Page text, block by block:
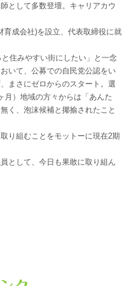
として多数登壇。キャリアカウ
成会社)を設立、代表取締役に就
住みやすい街にしたい」と一念
いて、公募での自民党公認をい
まさにゼロからのスタート。選
月）地域の方々からは「あんた
く、泡沫候補と揶揄されたこと
り組むことをモットーに現在2期
として、今日も果敢に取り組ん